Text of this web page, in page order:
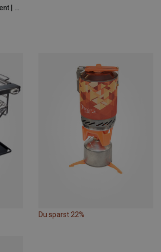
EOE - Eifel Outdoor Equipment | Campingkocher
Du sparst 22%